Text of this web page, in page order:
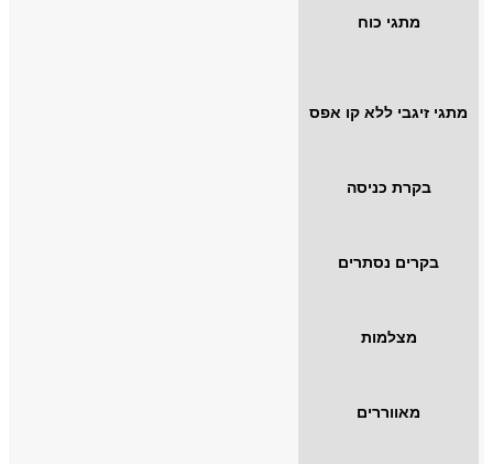
מתגי כוח
מתגי זיגבי ללא קו אפס
בקרת כניסה
בקרים נסתרים
מצלמות
מאווררים